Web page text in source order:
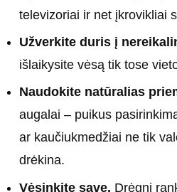
televizoriai ir net įkrovikliai
Užverkite duris į
išlaikysite vėsą tik tose
Naudokite natūralias
augalai – puikus
ar kaučiukmedžiai ne tik
drėkina.
Vėsinkite save. Drėgni